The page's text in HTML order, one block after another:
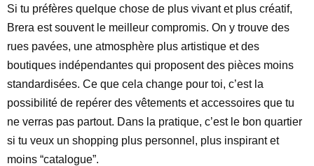
Si tu préfères quelque chose de plus vivant et plus créatif,
Brera est souvent le meilleur compromis. On y trouve des
rues pavées, une atmosphère plus artistique et des
boutiques indépendantes qui proposent des pièces moins
standardisées. Ce que cela change pour toi, c’est la
possibilité de repérer des vêtements et accessoires que tu
ne verras pas partout. Dans la pratique, c’est le bon quartier
si tu veux un shopping plus personnel, plus inspirant et
moins “catalogue”.